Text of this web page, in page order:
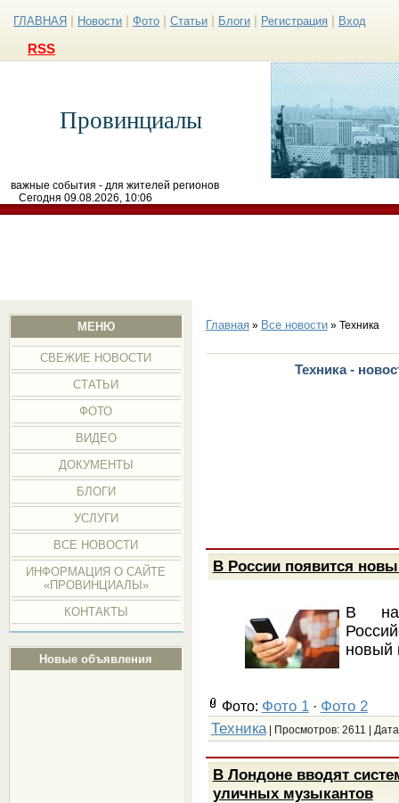
ГЛАВНАЯ Новости Фото Статьи Блоги Регистрация Вход
RSS
Провинциалы
важные события - для жителей регионов
Сегодня 09.08.2026, 10:06
МЕНЮ
СВЕЖИЕ НОВОСТИ
СТАТЬИ
ФОТО
ВИДЕО
ДОКУМЕНТЫ
БЛОГИ
УСЛУГИ
ВСЕ НОВОСТИ
ИНФОРМАЦИЯ О САЙТЕ
«ПРОВИНЦИАЛЫ»
КОНТАКТЫ
Новые объявления
Главная» Все новости» Техника
Техника -
В России появится
В
новый
Фото: Фото 1· Фото 2
Техника| Просмотров: 2611 |
В Лондоне вводят
уличных музыкантов